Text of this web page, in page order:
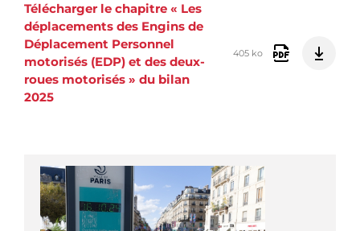
Télécharger le chapitre « Les
déplacements des Engins de
Déplacement Personnel
motorisés (EDP) et des deux-
roues motorisés » du bilan
2025
405 ko